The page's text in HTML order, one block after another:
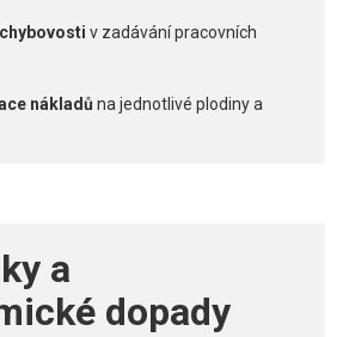
v zadávání pracovních
nákladů na jednotlivé plodiny a
a
dopady